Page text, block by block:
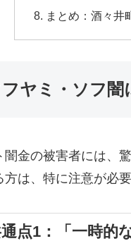
まとめ：酒々井
フヤミ・ソフ闇
闇金の被害者には、
方は、特に注意が必要
点1：「一時的